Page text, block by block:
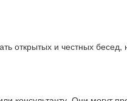
открытых и честных бесед,